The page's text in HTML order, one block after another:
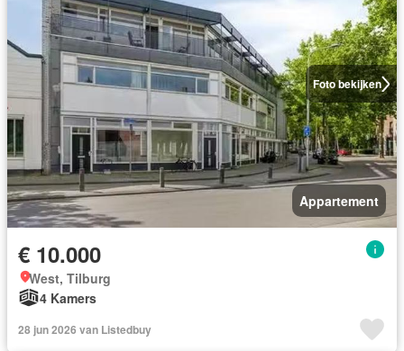
Foto bekijken
Appartement
€ 10.000
West, Tilburg
4 Kamers
28 jun 2026 van Listedbuy